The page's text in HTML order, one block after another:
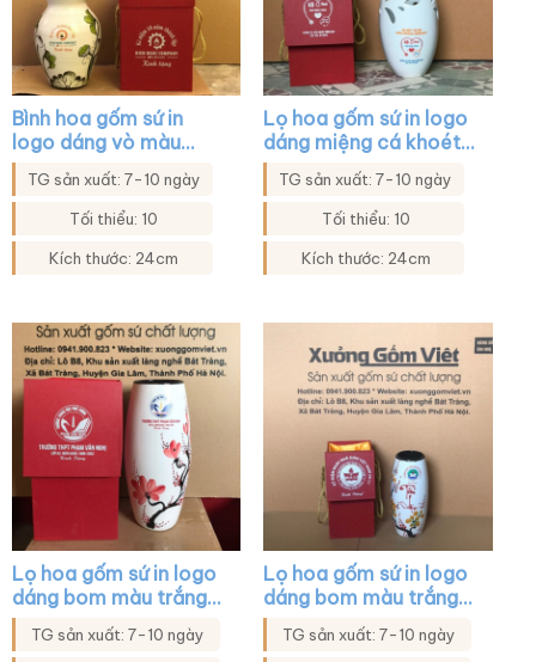
Bình hoa gốm sứ in
logo dáng vò màu
trắng họa tiết sen
xanh XG-LH35
TG sản xuất: 7-10 ngày
Tối thiểu: 10
Kích thước: 24cm
Lọ hoa gốm sứ in logo
dáng miệng cá khoét
màu trắng XG-LH31
TG sản xuất: 7-10 ngày
Tối thiểu: 10
Kích thước: 24cm
Lọ hoa gốm sứ in logo
dáng bom màu trắng
họa tiết đào đỏ XG-
LH44
TG sản xuất: 7-10 ngày
Lọ hoa gốm sứ in logo
dáng bom màu trắng
họa tiết mai đào XG-
LH39
TG sản xuất: 7-10 ngày